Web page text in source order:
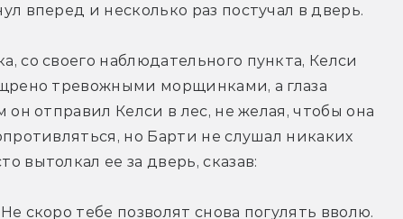
вперед и несколько раз постучал в дверь.
со своего наблюдательного пункта, Келси
тревожными морщинками, а глаза
он отправил Келси в лес, не желая, чтобы она
но Барти не слушал никаких
вытолкал ее за дверь, сказав:
скоро тебе позволят снова погулять вволю.